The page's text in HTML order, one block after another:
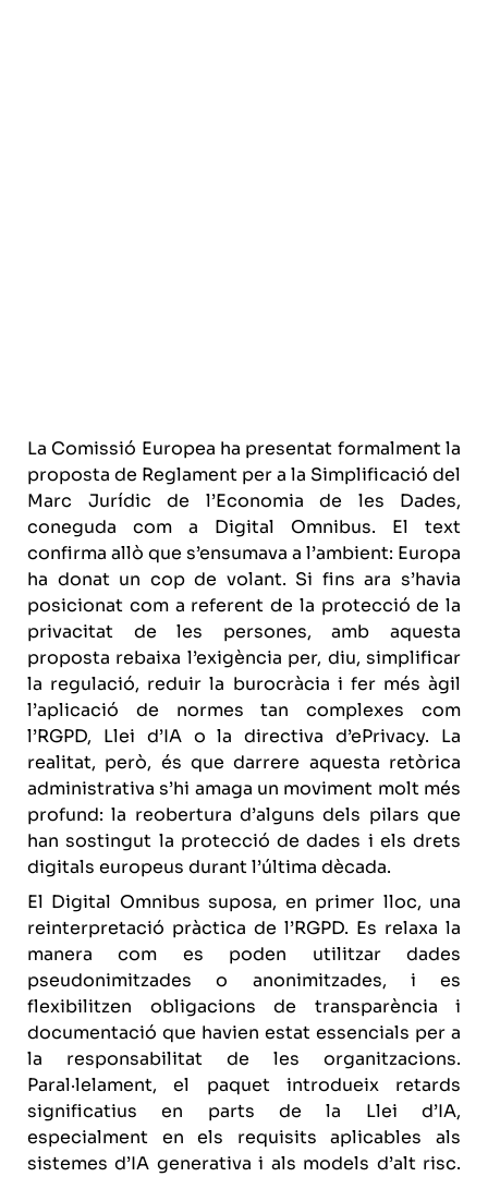
La Comissió Europea ha presentat formalment la
proposta de Reglament per a la Simplificació del
Marc Jurídic de l’Economia de les Dades,
coneguda com a Digital Omnibus. El text
confirma allò que s’ensumava a l’ambient: Europa
ha donat un cop de volant. Si fins ara s’havia
posicionat com a referent de la protecció de la
privacitat de les persones, amb aquesta
proposta rebaixa l’exigència per, diu, simplificar
la regulació, reduir la burocràcia i fer més àgil
l’aplicació de normes tan complexes com
l’RGPD, Llei d’IA o la directiva d’ePrivacy. La
realitat, però, és que darrere aquesta retòrica
administrativa s’hi amaga un moviment molt més
profund: la reobertura d’alguns dels pilars que
han sostingut la protecció de dades i els drets
digitals europeus durant l’última dècada.
El Digital Omnibus suposa, en primer lloc, una
reinterpretació pràctica de l’RGPD. Es relaxa la
manera com es poden utilitzar dades
pseudonimitzades o anonimitzades, i es
flexibilitzen obligacions de transparència i
documentació que havien estat essencials per a
la responsabilitat de les organitzacions.
Paral·lelament, el paquet introdueix retards
significatius en parts de la Llei d’IA,
especialment en els requisits aplicables als
sistemes d’IA generativa i als models d’alt risc.